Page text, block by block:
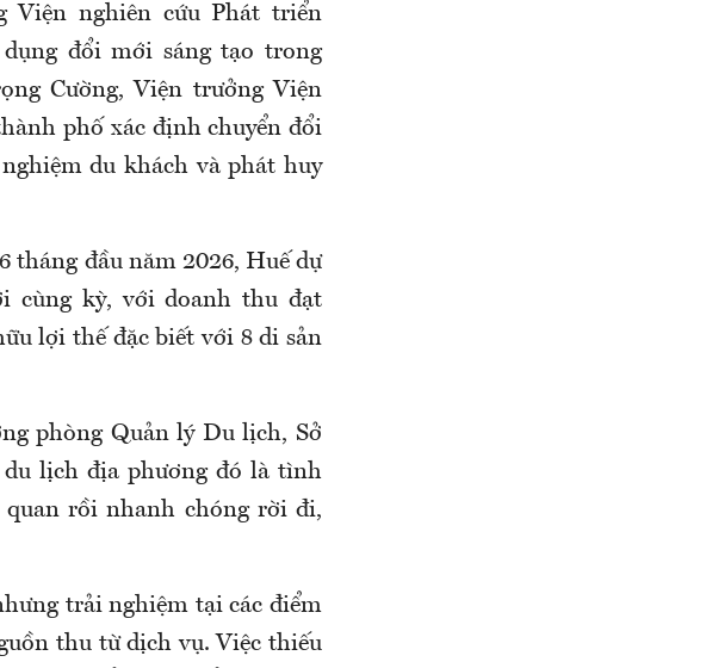
Viện nghiên cứu Phát triển
đổi mới sáng tạo trong
Cường, Viện trưởng Viện
phố xác định chuyển đổi
du khách và phát huy
tháng đầu năm 2026, Huế dự
cùng kỳ, với doanh thu đạt
lợi thế đặc biết với 8 di sản
phòng Quản lý Du lịch, Sở
lịch địa phương đó là tình
rồi nhanh chóng rời đi,
trải nghiệm tại các điểm
thu từ dịch vụ. Việc thiếu